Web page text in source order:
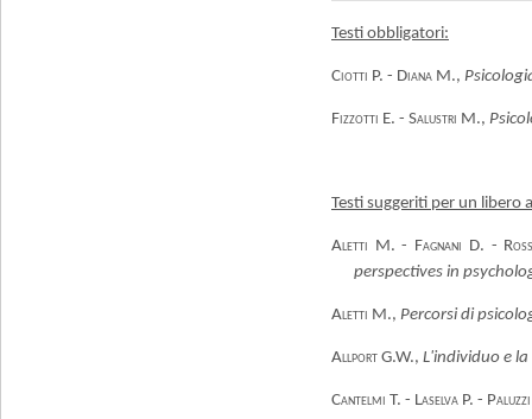
Testi obbligatori:
Ciotti P. - Diana M.,
Fizzotti E. - Salustri M.,
Testi suggeriti per un
Aletti M. - Fagnani D. -
perspectives in
Aletti M.,Percorsi di
Allport G.W.,L'individuo e
Cantelmi T. - Laselva P. -